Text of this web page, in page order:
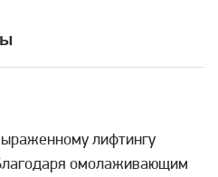
лифтингу
омолаживающим